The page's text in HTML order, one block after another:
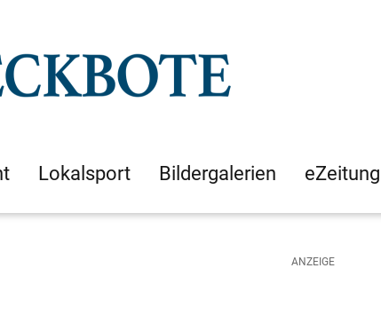
Lokalsport Bildergalerien eZeitung